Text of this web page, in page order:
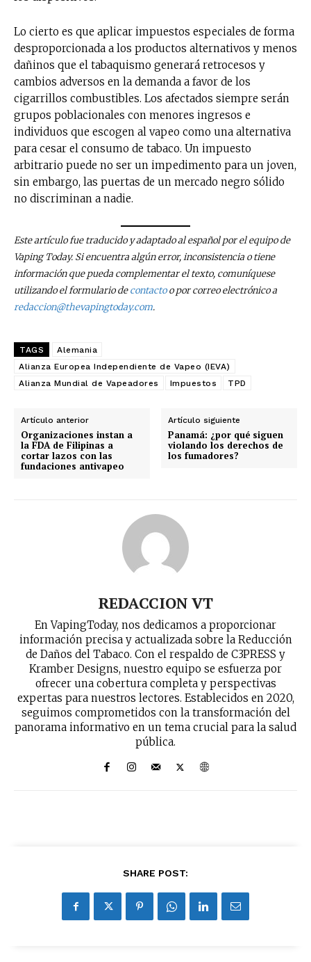
No te pierdas de las
últimas noticias
Suscríbete a nuestro boletín diario y
recibe todas las noticias del vapeo y la
reducción de daños en tu correo
electrónico.
Lo cierto es que aplicar impuestos especiales de forma
desproporcionada a los productos alternativos y menos
dañinos que el tabaquismo generará retrocesos y
cambios adversos en la demanda a favor de los
cigarrillos combustibles. Los afectados siempre serán
grupos poblacionales con menores ingresos e
individuos que escogen al vapeo como una alternativa
para cesar el consumo de tabaco. Un impuesto
arbitrario puede no ser un impedimento para un joven,
sin embargo, las puertas de un mercado negro sólido
no discriminan a nadie.
Este artículo fue traducido y adaptado al español por el equipo de
Vaping Today. Si encuentra algún error, inconsistencia o tiene
información que pueda complementar el texto, comuníquese
utilizando el formulario decontactoo por correo electrónico a
redaccion@thevapingtoday.com.
TAGS
Alemania
Alianza Europea Independiente de Vapeo (IEVA)
Alianza Mundial de Vapeadores
Impuestos TPD
Artículo anterior
Organizaciones instan a
la FDA de Filipinas a
cortar lazos con las
fundaciones antivapeo
Artículo siguiente
Panamá: ¿por qué siguen
violando los derechos de
los fumadores?
REDACCION VT
En VapingToday, nos dedicamos a proporcionar
información precisa y actualizada sobre la Reducción
de Daños del Tabaco. Con el respaldo de C3PRESS y
Kramber Designs, nuestro equipo se esfuerza por
ofrecer una cobertura completa y perspectivas
expertas para nuestros lectores. Establecidos en 2020,
seguimos comprometidos con la transformación del
panorama informativo en un tema crucial para la salud
pública.
SHARE POST: